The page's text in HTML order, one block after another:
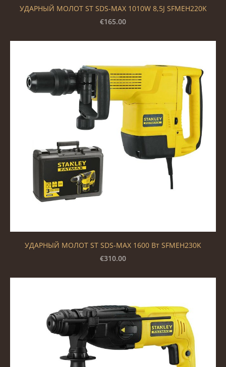
УДАРНЫЙ МОЛОТ ST SDS-MAX 1010W 8,5J SFMEH220K
€165.00
УДАРНЫЙ МОЛОТ ST SDS-MAX 1600 Вт SFMEH230K
€310.00